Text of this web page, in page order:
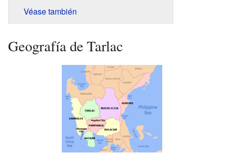
Véase también
Geografía de Tarlac